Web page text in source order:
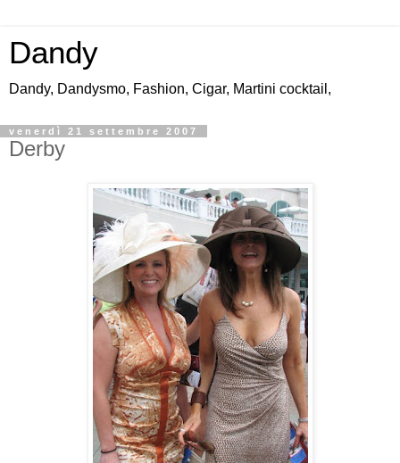
Dandy
Dandy, Dandysmo, Fashion, Cigar, Martini cocktail,
venerdì 21 settembre 2007
Derby